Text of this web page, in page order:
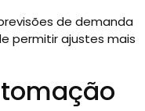
de demanda
permitir ajustes mais